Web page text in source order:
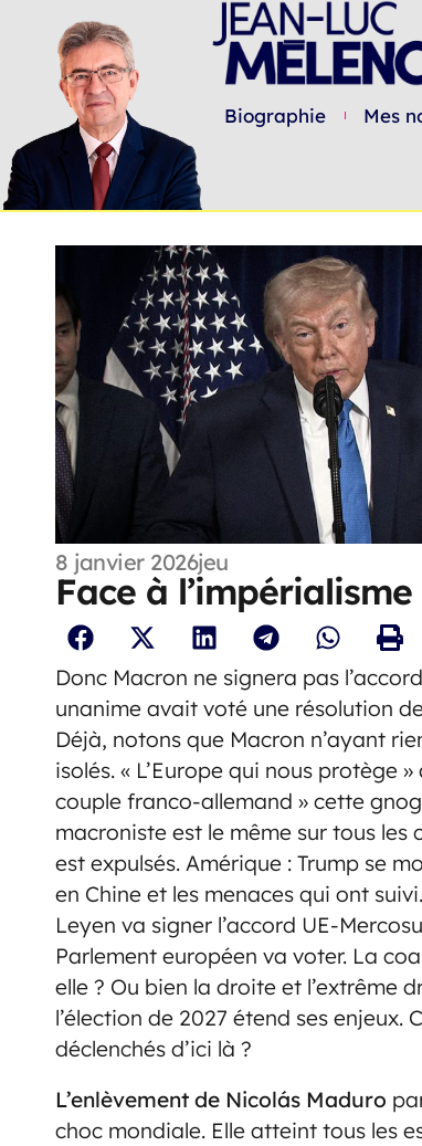
Biographie Mes
8 janvier 2026jeu
Face à
Donc Macron ne signera pas
unanime avait voté une résolution
Déjà, notons que Macron n’ayant
isolés. « L’Europe qui nous protège
couple franco-allemand » cette
macroniste est le même sur tous
est expulsés. Amérique : Trump se
en Chine et les menaces qui ont
Leyen va signer l’accord UE-
Parlement européen va voter. La
elle ? Ou bien la droite et l’extrême
l’élection de 2027 étend ses
déclenchés d’ici là ?
L’enlèvement de Nicolás Maduro
choc mondiale. Elle atteint tous les